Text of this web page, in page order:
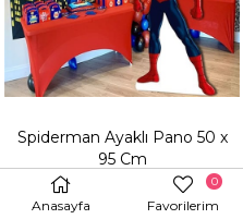
Spiderman Ayaklı Pano 50 x
95 Cm
Anasayfa Favorilerim
0